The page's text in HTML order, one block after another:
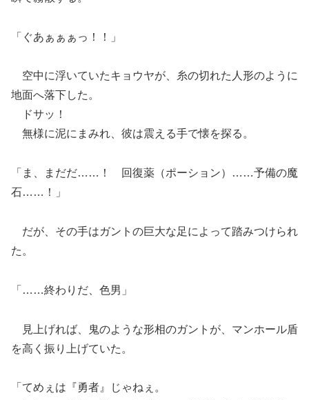
「ぐあぁぁぁっ！！」
空中に浮いていたキョウヤが、糸の切れた人形のように
地面へ落下した。
ドサッ！
無様に泥にまみれ、彼は震える手で懐を探る。
「ま、まだだ……！ 回復薬（ポーション）……予備の魔
石……！」
だが、その手はガントの巨大な足によって踏みつけられ
た。
「……終わりだ、色男」
見上げれば、鬼のような形相のガントが、マンホール盾
を高く振り上げていた。
「てめぇは『勇者』じゃねぇ。